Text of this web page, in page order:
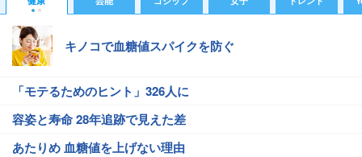
キノコで血糖値スパイクを防ぐ
「モテるためのヒント」326人に
容姿と寿命 28年追跡で見えた差
あたりめ 血糖値を上げない理由